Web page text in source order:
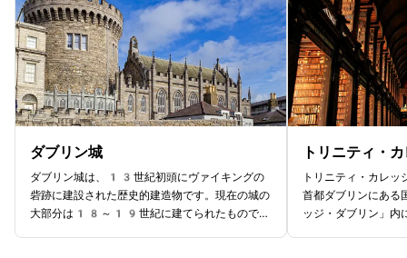
ダブリン城
ダブリン城は、13世紀初頭にヴァイキングの
砦跡に建設された歴史的建造物です。現在の城の
大部分は18～19世紀に建てられたものです
トリニティ・
トリニティ・カレッ
首都ダブリンにある
ッジ・ダブリン」内